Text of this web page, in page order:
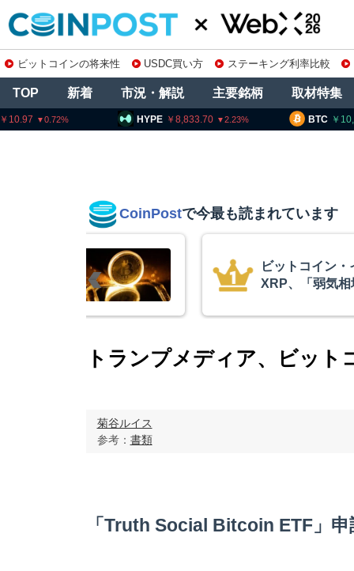
ビットコインの将来性 USDC買い方 ステーキング利率比較
TOP 新着 市況・解説 主要銘柄 取材特集
BTC 10,264,886 0.64
HYPE 8,833.70 2.23
CoinPostで今最も読まれています
暗号資産交換
要請、詐欺被
トランプメディア、ビット
菊谷ルイス
参考： 書類
「Truth Social Bitcoin ETF」申